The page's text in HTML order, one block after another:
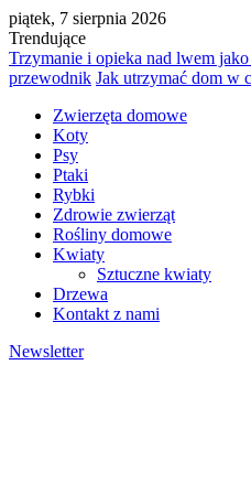
piątek, 7 sierpnia 2026
Trendujące
Trzymanie i opieka nad lwem
przewodnik Jak utrzymać dom w
Zwierzęta domowe
Koty
Psy
Ptaki
Rybki
Zdrowie zwierząt
Rośliny domowe
Kwiaty
Sztuczne kwiaty
Drzewa
Kontakt z nami
Newsletter